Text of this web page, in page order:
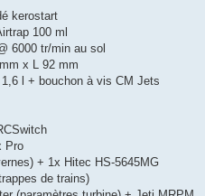
kerostart
100 ml
6000 tr/min au sol
x L 92 mm
l + bouchon à vis CM Jets
Pro
+ 1x Hitec HS-5645MG
de trains)